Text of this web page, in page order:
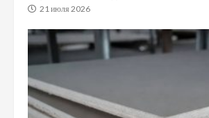
21 июля 2026